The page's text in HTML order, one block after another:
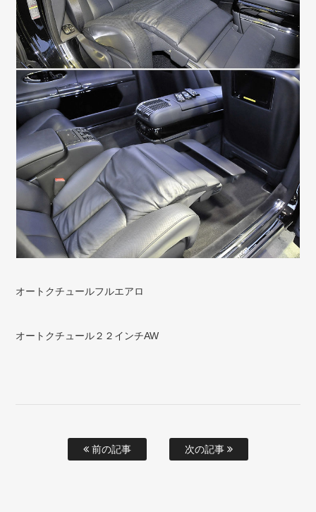
オートクチュールフルエアロ
オートクチュール２２インチAW
前の記事 次の記事